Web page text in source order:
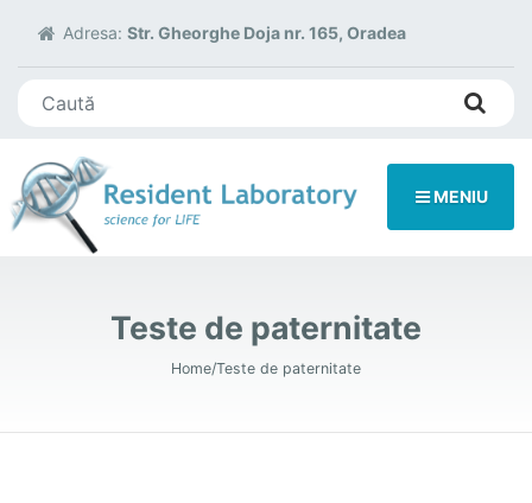
Adresa: Str. Gheorghe Doja nr. 165, Oradea
MENIU
Teste de paternitate
Home Teste de paternitate